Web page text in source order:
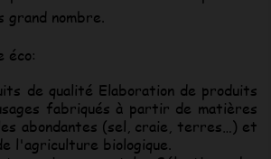
grand nombre.
éco:
de qualité Elaboration de produits
fabriqués à partir de matières
abondantes (sel, craie, terres…) et
l'agriculture biologique.